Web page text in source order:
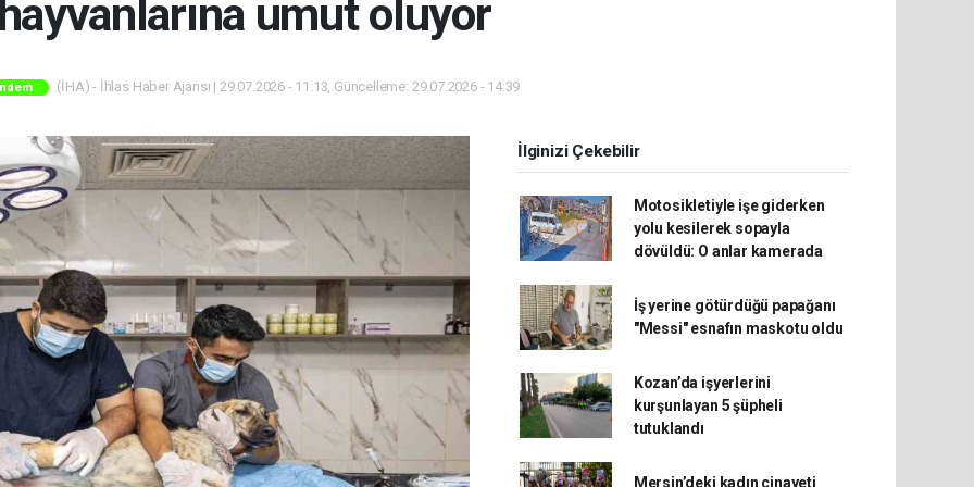
umut oluyor
(İHA) - İhlas Haber Ajansı | 29.07.2026 - 11:13, Güncelleme: 29.07.2026 - 14:39
İlginizi Çekebilir
Motosikletiyle işe giderken
yolu kesilerek sopayla
dövüldü: O anlar kamerada
İş yerine götürdüğü papağanı
"Messi" esnafın maskotu oldu
Kozan’da işyerlerini
kurşunlayan 5 şüpheli
tutuklandı
Mersin’deki kadın cinayeti